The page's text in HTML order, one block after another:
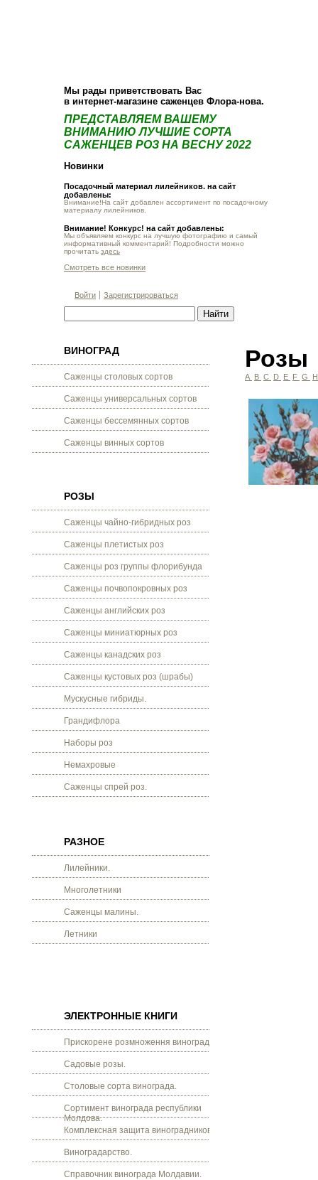
Мы рады приветствовать Вас
в интернет-магазине саженцев Флора-нова.
ПРЕДСТАВЛЯЕМ ВАШЕМУ
ВНИМАНИЮ ЛУЧШИЕ СОРТА
САЖЕНЦЕВ РОЗ НА ВЕСНУ 2022
Новинки
Посадочный материал лилейников. на сайт
добавлены:
Внимание!На сайт добавлен ассортимент по посадочному
материалу лилейников.
Внимание! Конкурс! на сайт добавлены:
Мы объявляем конкурс на лучшую фотографию и самый
информативный комментарий! Подробности можно
прочитать здесь
Смотреть все новинки
Войти Зарегистрироваться
ВИНОГРАД
Саженцы столовых сортов
Саженцы универсальных сортов
Саженцы бессемянных сортов
Саженцы винных сортов
РОЗЫ
Саженцы чайно-гибридных роз
Саженцы плетистых роз
Саженцы роз группы флорибунда
Саженцы почвопокровных роз
Саженцы английских роз
Саженцы миниатюрных роз
Саженцы канадских роз
Саженцы кустовых роз (шрабы)
Мускусные гибриды.
Грандифлора
Наборы роз
Немахровые
Саженцы спрей роз.
РАЗНОЕ
Лилейники.
Многолетники
Саженцы малины.
Летники
ЭЛЕКТРОННЫЕ КНИГИ
Прискорене розмноження винограду.
Садовые розы.
Столовые сорта винограда.
Сортимент винограда республики
Молдова.
Комплексная защита виноградников.
Виноградарство.
Справочник винограда Молдавии.
Розы
A B C D E F G